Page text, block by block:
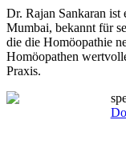
Dr. Rajan Sankaran ist
Mumbai, bekannt für
die die Homöopathie
Homöopathen
Praxis.